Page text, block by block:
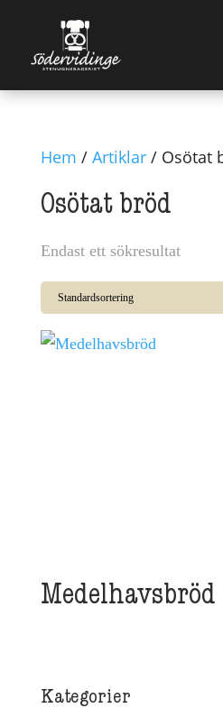
Hem / Artiklar/ Osötat
Osötat bröd
Endast ett sökresultat
Medelhavsbröd
Kategorier